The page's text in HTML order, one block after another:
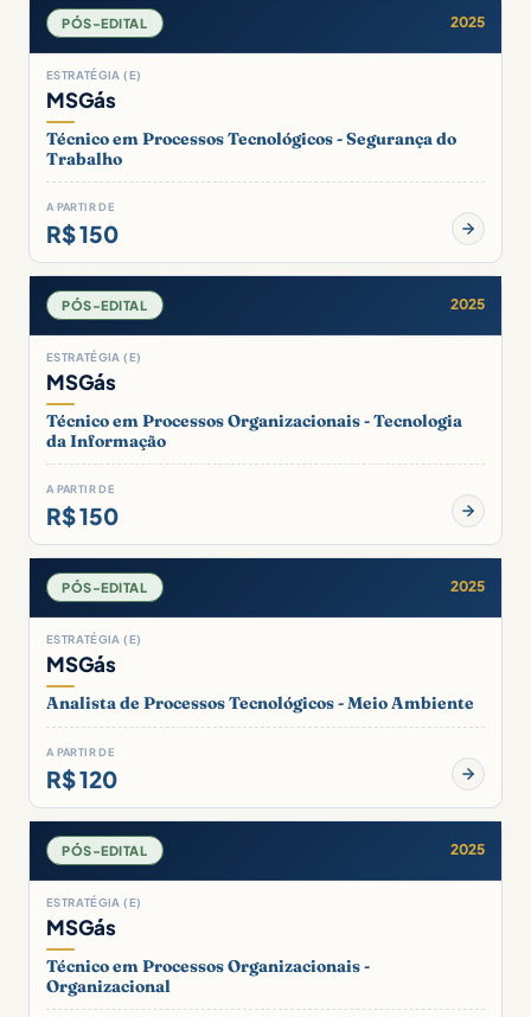
PÓS-EDITAL 2025
ESTRATÉGIA (E)
MSGás
Técnico em Processos Tecnológicos - Segurança do
Trabalho
A PARTIR DE
R$ 150
PÓS-EDITAL 2025
ESTRATÉGIA (E)
MSGás
Técnico em Processos Organizacionais - Tecnologia
da Informação
A PARTIR DE
R$ 150
PÓS-EDITAL 2025
ESTRATÉGIA (E)
MSGás
Analista de Processos Tecnológicos - Meio Ambiente
A PARTIR DE
R$ 120
PÓS-EDITAL 2025
ESTRATÉGIA (E)
MSGás
Técnico em Processos Organizacionais -
Organizacional